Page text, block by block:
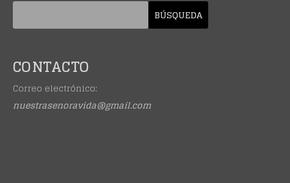
CONTACTO
Correo electrónico:
nuestrasenoravida@gmail.com